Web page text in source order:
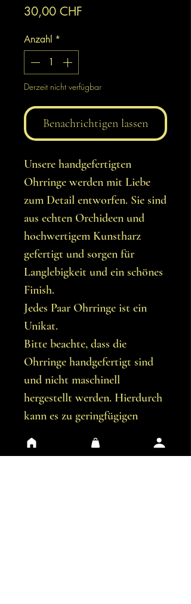
30,00 CHF
Anzahl *
Derzeit nicht verfügbar
Benachrichtigen lassen
Unsere handgefertigten
Ohrringe werden mit Liebe
zum Detail entworfen. Sie sind
aus echten Orchideen und
hochwertigem Kunstharz
gefertigt und sorgen für
Langlebigkeit und ein schönes
Finish.
Jedes Paar Ohrringe ist ein
Unikat.
Bitte beachte, dass die
Ohrringe handgefertigt sind
und nicht maschinell
hergestellt werden. Hierdurch
kann es zu geringfügigen
Unvollkommenheiten
kommen.